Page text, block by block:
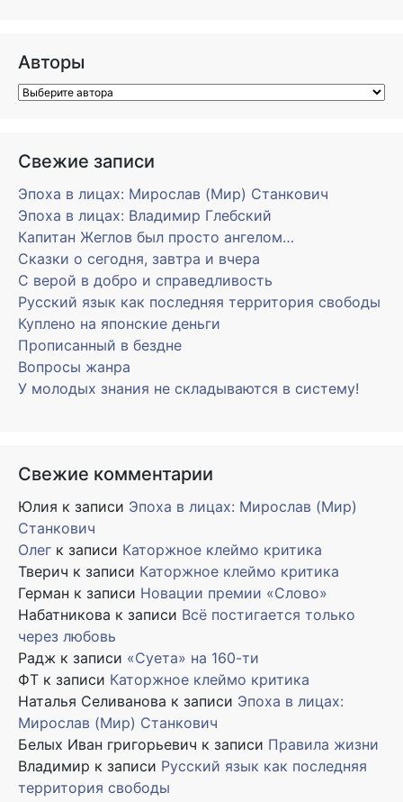
Авторы
Свежие записи
Эпоха в лицах: Мирослав (Мир) Станкович
Эпоха в лицах: Владимир Глебский
Капитан Жеглов был просто ангелом…
Сказки о сегодня, завтра и вчера
С верой в добро и справедливость
Русский язык как последняя территория свободы
Куплено на японские деньги
Прописанный в бездне
Вопросы жанра
У молодых знания не складываются в систему!
Свежие комментарии
Юлия к записи Эпоха в лицах: Мирослав (Мир)
Станкович
Олег к записи Каторжное клеймо критика
Тверич к записи Каторжное клеймо критика
Герман к записи Новации премии «Слово»
Набатникова к записи Всё постигается только
через любовь
Радж к записи «Суета» на 160-ти
ФТ к записи Каторжное клеймо критика
Наталья Селиванова к записи Эпоха в лицах:
Мирослав (Мир) Станкович
Белых Иван григорьевич к записи Правила жизни
Владимир к записи Русский язык как последняя
территория свободы